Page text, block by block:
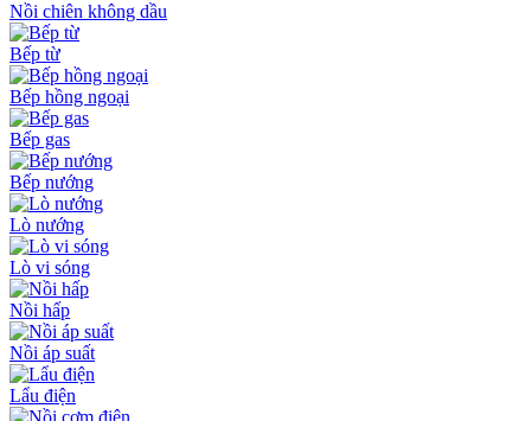
Nồi chiên không dầu
Bếp từ
Bếp hồng ngoại
Bếp gas
Bếp nướng
Lò nướng
Lò vi sóng
Nồi hấp
Nồi áp suất
Lẩu điện